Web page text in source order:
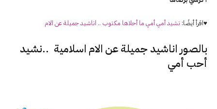
♥اقرأ أيضًا: نشيد أمي أمي ما أحلاها مكتوب .. اناشيد جميلة عن الام
بالصور اناشيد جميلة عن الام اسلامية ..نشيد
أحب أمي